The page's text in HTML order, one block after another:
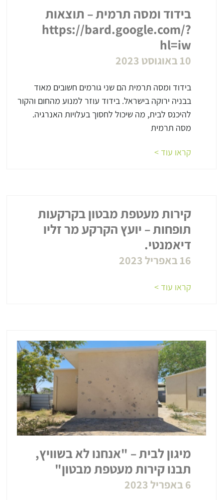
בידוד ומסה תרמית – תוצאות
https://bard.google.com/?
hl=iw
10 באוגוסט 2023
בידוד ומסה תרמית הם שני גורמים חשובים מאוד
בבניה ירוקה בישראל. בידוד עוזר למנוע מהחום והקור
להיכנס לבית, מה שיכול לחסוך בעלויות האנרגיה.
מסה תרמית
קראו עוד >
קירות מעטפת מבטון בקרקעות
תופחות – יועץ הקרקע מר זליו
דיאמנטי.
16 באפריל 2023
קראו עוד >
מיגון לבית – "אנחנו לא בשוויץ,
תבנו קירות מעטפת מבטון"
6 באפריל 2023